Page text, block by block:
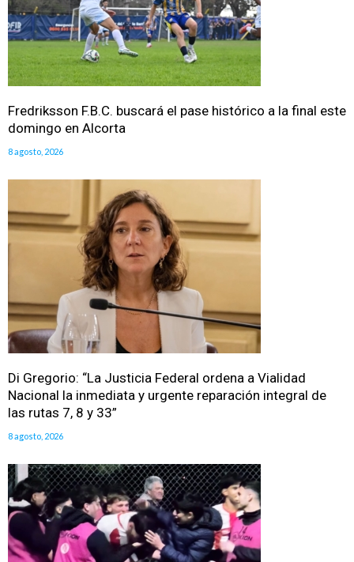
Fredriksson F.B.C. buscará el pase histórico a la final este
domingo en Alcorta
8 agosto, 2026
Di Gregorio: “La Justicia Federal ordena a Vialidad
Nacional la inmediata y urgente reparación integral de
las rutas 7, 8 y 33”
8 agosto, 2026